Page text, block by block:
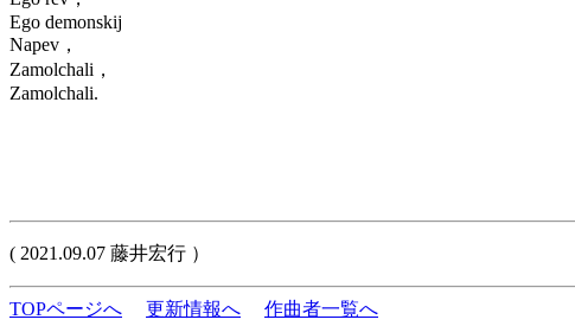
Ego demonskij
Napev，
Zamolchali，
Zamolchali.
( 2021.09.07 藤井宏行 ）
TOPページへ 更新情報へ 作曲者一覧へ